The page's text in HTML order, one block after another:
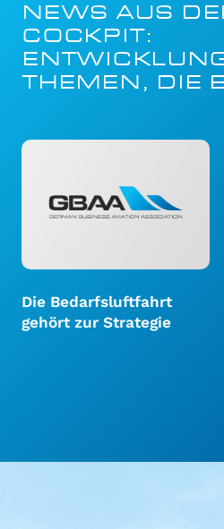
NEWS AUS
COCKPIT:
THEMEN, DIE
Die Bedarfsluftfahrt
gehört zur Strategie